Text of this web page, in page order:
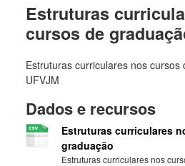
Estruturas
cursos de
Estruturas curriculares nos cursos
UFVJM
Dados e recursos
Estruturas curriculares
graduação
Estruturas curriculares nos